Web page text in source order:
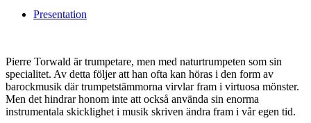
Presentation
Pierre Torwald är trumpetare, men med naturtrumpeten som sin
specialitet. Av detta följer att han ofta kan höras i den form av
barockmusik där trumpetstämmorna virvlar fram i virtuosa mönster.
Men det hindrar honom inte att också använda sin enorma
instrumentala skicklighet i musik skriven ändra fram i vår egen tid.